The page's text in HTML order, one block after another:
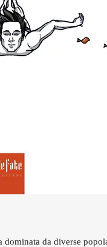
dominata da diverse